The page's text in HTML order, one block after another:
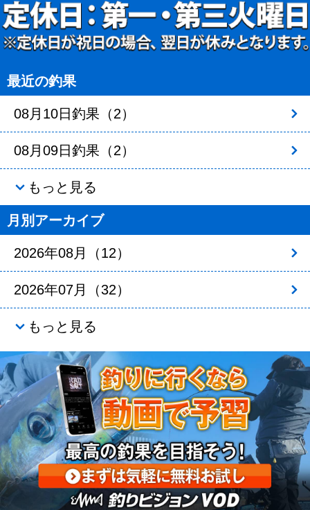
最近の釣果
08月10日釣果（2）
08月09日釣果（2）
もっと見る
月別アーカイブ
2026年08月（12）
2026年07月（32）
もっと見る